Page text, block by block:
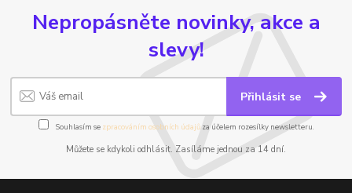
Nepropásněte novinky, akce a
slevy!
Přihlásit se
Souhlasím se zpracováním osobních údajůza účelem rozesílky newsletteru.
Můžete se kdykoli odhlásit. Zasíláme jednou za 14 dní.